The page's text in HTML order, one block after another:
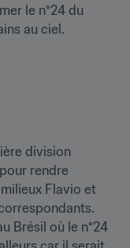
le n°24 du
au ciel.
division
rendre
Flavio et
Brésil où le n°24